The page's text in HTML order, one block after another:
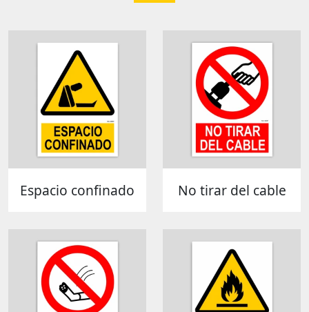
Espacio confinado No tirar del cable